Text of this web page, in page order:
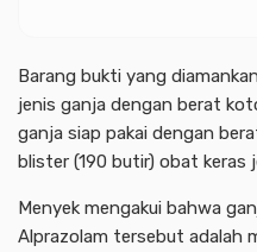
Barang bukti yang
jenis ganja dengan berat
ganja siap pakai dengan
blister (190 butir) obat keras
Menyek mengakui bahwa
Alprazolam tersebut adalah